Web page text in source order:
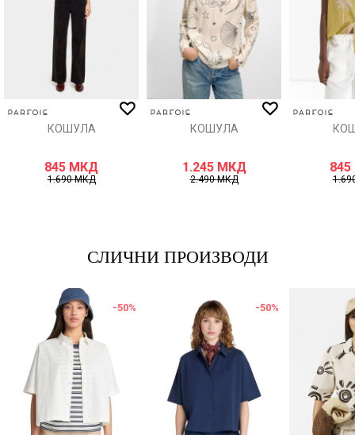
ИСПРАТИ
КОШУЛА
845 МКД
1.690МКД
КОШУЛА
1.245 МКД
2.490МКД
845
СЛИЧНИ ПРОИЗВОДИ
-50% -50%